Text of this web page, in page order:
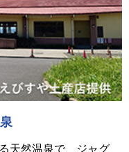
天然温泉で、ジャグ